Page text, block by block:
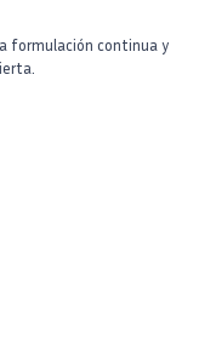
formulación continua y